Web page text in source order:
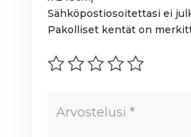
Sähköpostiosoitettasi ei
Pakolliset kentät on